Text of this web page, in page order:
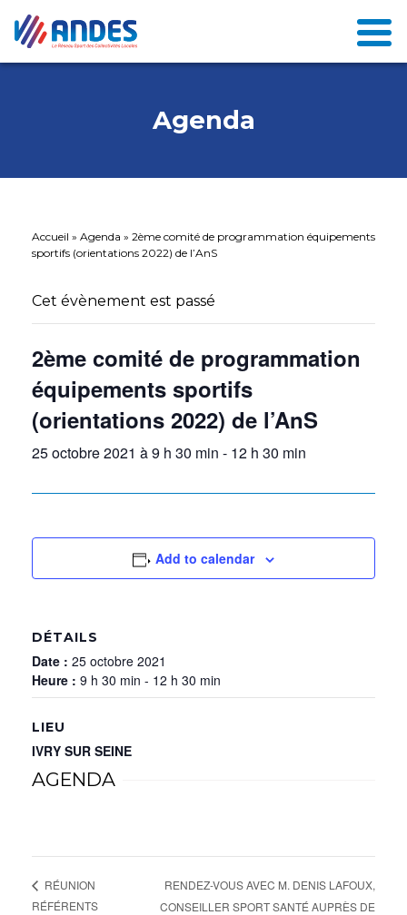
Agenda
Accueil » Agenda » 2ème comité de programmation équipements
sportifs (orientations 2022) de l’AnS
Cet évènement est passé
2ème comité de programmation
équipements sportifs
(orientations 2022) de l’AnS
25 octobre 2021 à 9 h 30 min - 12 h 30 min
Add to calendar
DÉTAILS
Date : 25 octobre 2021
Heure : 9 h 30 min - 12 h 30 min
LIEU
IVRY SUR SEINE
AGENDA
RÉUNION
RÉFÉRENTS
RENDEZ-VOUS AVEC M. DENIS LAFOUX,
CONSEILLER SPORT SANTÉ AUPRÈS DE